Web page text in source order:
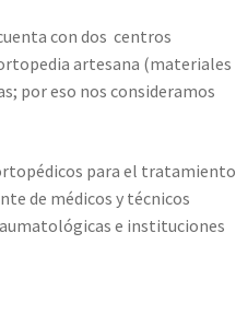
con dos centros
artesana (materiales
por eso nos consideramos
para el tratamiento
de médicos y técnicos
e instituciones